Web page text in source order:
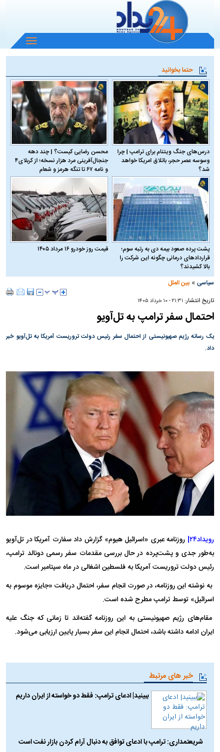
باز
و
منو
حتما بخوانید
درس‌های جنگ ویتنام برای ترامپ | چرا
وسوسه عصر حجر، باتلاق امریکا خواهد
شد؟
محسن رضایی کیست؟ | چند دهه
جنجال‌آفرینی مرد هزار نسخه؛ از کربلای۴
و نامه ۶۷ تا تنگه هرمز و شعام
پشت پرده صعود بیمه دی به رتبه سوم؛
قراردادهای درمانی چگونه این شرکت را
بالا کشیدند؟
قیمت روز خودرو ۱۶ مرداد ۱۴۰۵
سیاسی »بین الملل
تاریخ انتشار: ۲۱:۳۱ - ۱۰ خرداد ۱۴۰۵
احتمال سفر ترامپ به تل‌آویو
یک رسانه رژیم صهیونیستی از احتمال سفر رئیس دولت تروریست آمریکا به تل‌آویو خبر
داد.
رویداد۲۴|
روزنامه عبری «اسرائیل هیوم» گزارش داد سفارت آمریکا در تل‌آویو
به‌طور جدی و پشت‌پرده در حال بررسی مقدمات سفر رسمی دونالد ترامپ،
رئیس دولت تروریست آمریکا به فلسطین اشغالی در ماه سپتامبر است.
به نوشته این روزنامه، در صورت انجام سفر، احتمال دریافت «جایزه موسوم به
اسرائیل» توسط ترامپ مطرح شده است.
مقام‌های رژیم صهیونیستی به این روزنامه گفته‌اند تا زمانی که جنگ علیه
ایران ادامه داشته باشد، احتمال انجام این سفر بسیار پایین ارزیابی می‌شود.
خبر های مرتبط
ببینید| ادعای ترامپ: فقط دو خواسته از ایران داریم
شریعتمداری: ترامپ با ادعای توافق به دنبال آرام کردن بازار نفت است